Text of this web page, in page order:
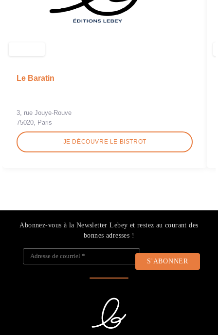
Le Baratin
3, rue Jouye-Rouve
75020, Paris
JE DÉCOUVRE LE BISTROT
Abonnez-vous à la Newsletter Lebey et restez au courant des
bonnes adresses !
Adresse de courriel